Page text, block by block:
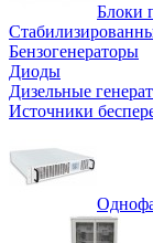
Блоки
Бензогенераторы
Диоды
Дизельные
Источники